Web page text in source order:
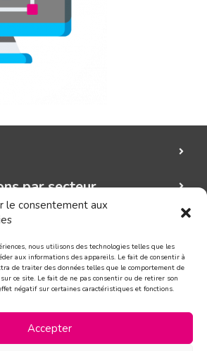
le consentement aux
nous utilisons des technologies telles que les
aux informations des appareils. Le fait de consentir à
de traiter des données telles que le comportement de
ce site. Le fait de ne pas consentir ou de retirer son
négatif sur certaines caractéristiques et fonctions.
Accepter
par secteur
Suivez-nous!
CONTACT